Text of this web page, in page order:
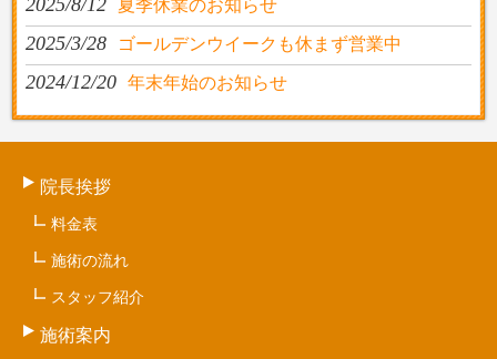
夏季休業のお知らせ
2025/3/28 ゴールデンウイークも休まず営業中
2024/12/20 年末年始のお知らせ
院長挨拶
料金表
施術の流れ
スタッフ紹介
施術案内